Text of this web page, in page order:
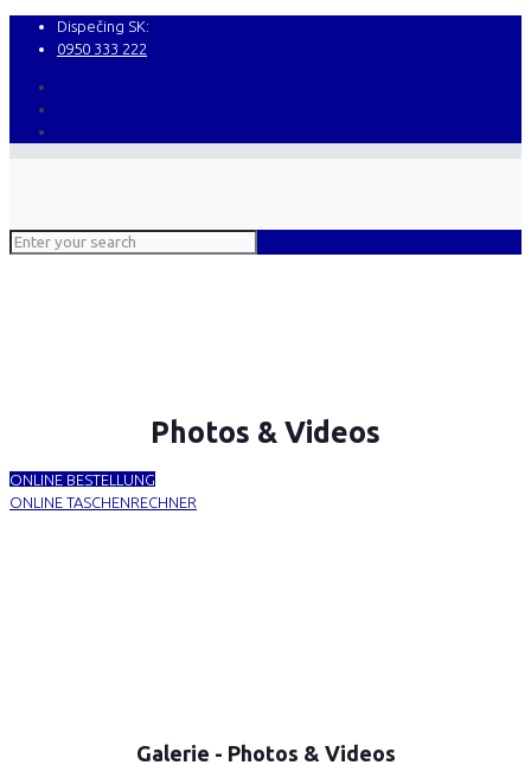
Dispečing SK:
0950 333 222
Photos & Videos
ONLINE BESTELLUNG
ONLINE TASCHENRECHNER
Galerie - Photos & Videos